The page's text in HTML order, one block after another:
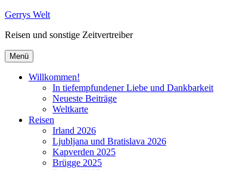
Zum
springen
Gerrys Welt
Reisen und sonstige Zeitvertreiber
Menü
Willkommen!
In tiefempfundener Liebe und Dankbarkeit
Neueste Beiträge
Weltkarte
Reisen
Irland 2026
Ljubljana und Bratislava 2026
Kapverden 2025
Brügge 2025